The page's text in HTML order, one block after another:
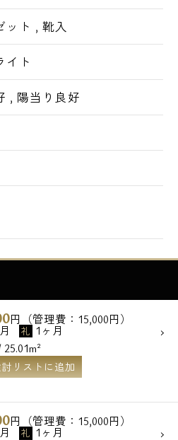
ット , 靴入
イト
, 陽当り良好
円（管理費：15,000円）
礼 1ヶ月
リストに追加
円（管理費：15,000円）
礼 1ヶ月